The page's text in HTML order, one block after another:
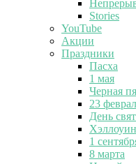
Stories
YouTube
Акции
Праздники
Пасха
1 мая
Черная
23
День
Хэллоуин
1
8 марта